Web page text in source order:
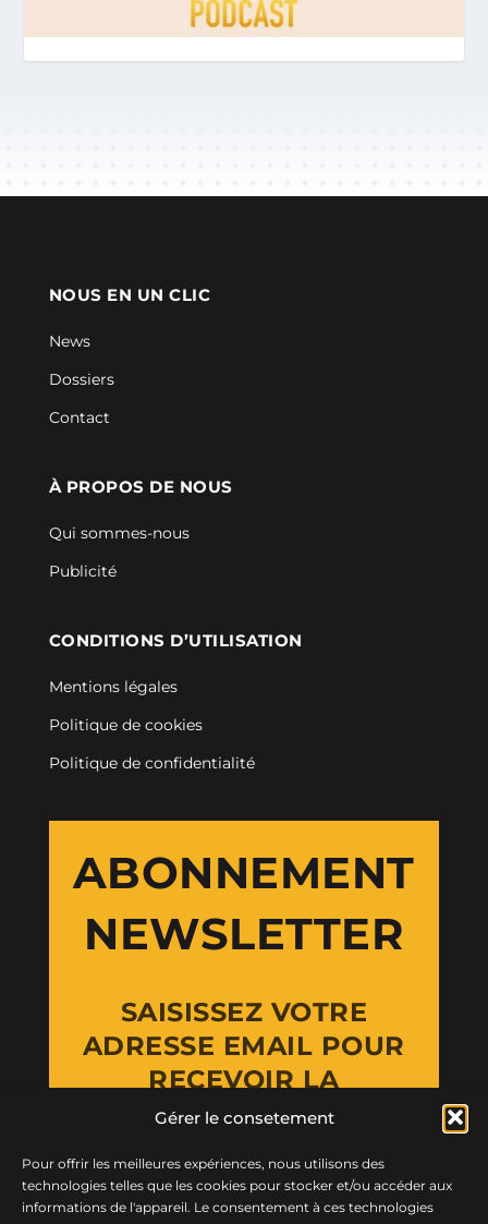
Gérer le consetement
Pour offrir les meilleures expériences, nous utilisons des
technologies telles que les cookies pour stocker et/ou accéder aux
informations de l'appareil. Le consentement à ces technologies
NOUS EN UN CLIC
News
Dossiers
Contact
À PROPOS DE NOUS
Qui sommes-nous
Publicité
CONDITIONS D’UTILISATION
Mentions légales
Politique de cookies
Politique de confidentialité
ABONNEMENT
NEWSLETTER
SAISISSEZ VOTRE
ADRESSE EMAIL POUR
RECEVOIR LA
NEWSLETTER
Email Address